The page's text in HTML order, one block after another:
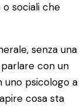
o sociali che
senza una
con un
uno psicologo a
cosa sta